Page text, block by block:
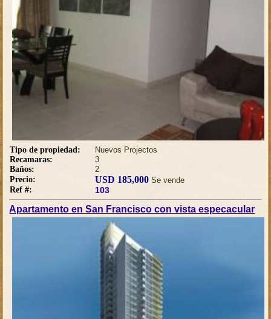
Tipo de propiedad:
Nuevos Projectos
Recamaras:
3
Baños:
2
Precio:
USD 185,000 Se vende
Ref #:
103
Apartamento en San Francisco con vista especacular